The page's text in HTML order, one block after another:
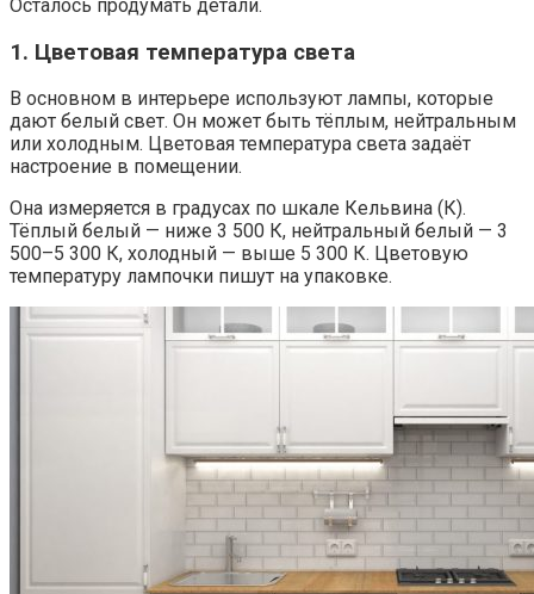
Осталось продумать детали.
1. Цветовая температура света
В основном в интерьере используют лампы, которые
дают белый свет. Он может быть тёплым, нейтральным
или холодным. Цветовая температура света задаёт
настроение в помещении.
Она измеряется в градусах по шкале Кельвина (К).
Тёплый белый — ниже 3 500 К, нейтральный белый — 3
500–5 300 К, холодный — выше 5 300 К. Цветовую
температуру лампочки пишут на упаковке.